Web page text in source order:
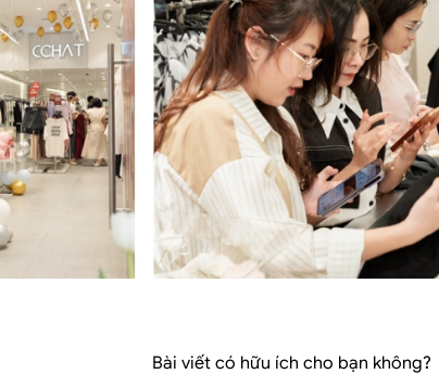
Bài viết có hữu ích cho bạn không?